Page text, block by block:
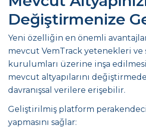
Değiştirmenize
Yeni özelliğin en önemli
mevcut VemTrack yetenekleri ve
kurulumları üzerine inşa
mevcut altyapılarını
davranışsal verilere erişebilir.
Geliştirilmiş platform
yapmasını sağlar: